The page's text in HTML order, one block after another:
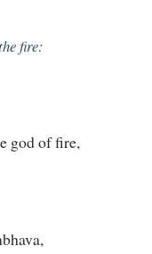
fire:
god of fire,